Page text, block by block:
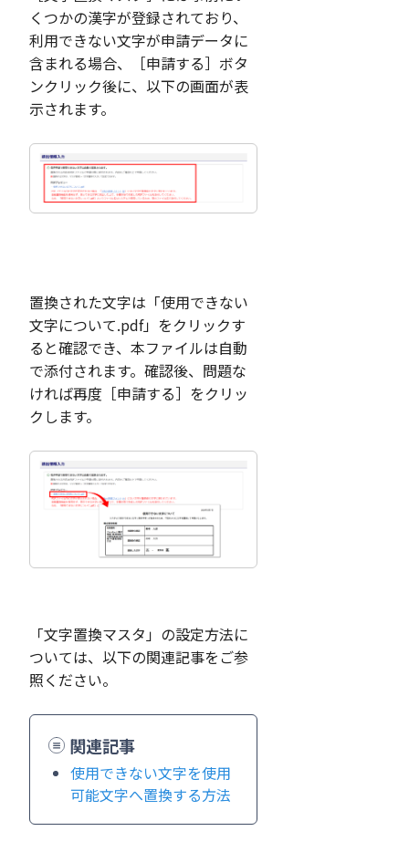
くつかの漢字が登録されており、
利用できない文字が申請データに
含まれる場合、［申請する］ボタ
ンクリック後に、以下の画面が表
示されます。
置換された文字は「使用できない
文字について.pdf」をクリックす
ると確認でき、本ファイルは自動
で添付されます。確認後、問題な
ければ再度［申請する］をクリッ
クします。
「文字置換マスタ」の設定方法に
ついては、以下の関連記事をご参
照ください。
関連記事
使用できない文字を使用
可能文字へ置換する方法